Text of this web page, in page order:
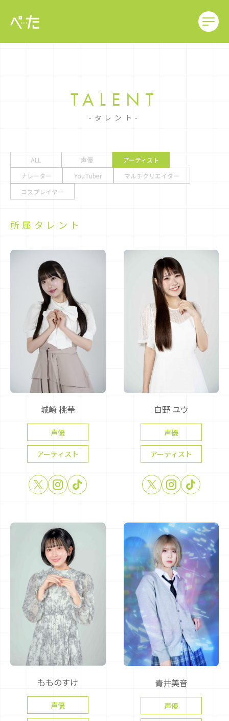
TALENT
タレント
ALL 声優
アーティスト
ナレーター
YouTuber
マルチクリエイター
コスプレイヤー
所属タレント
城崎 桃華
声優
アーティスト
白野 ユウ
声優
アーティスト
もものすけ
声優
青井美音
声優